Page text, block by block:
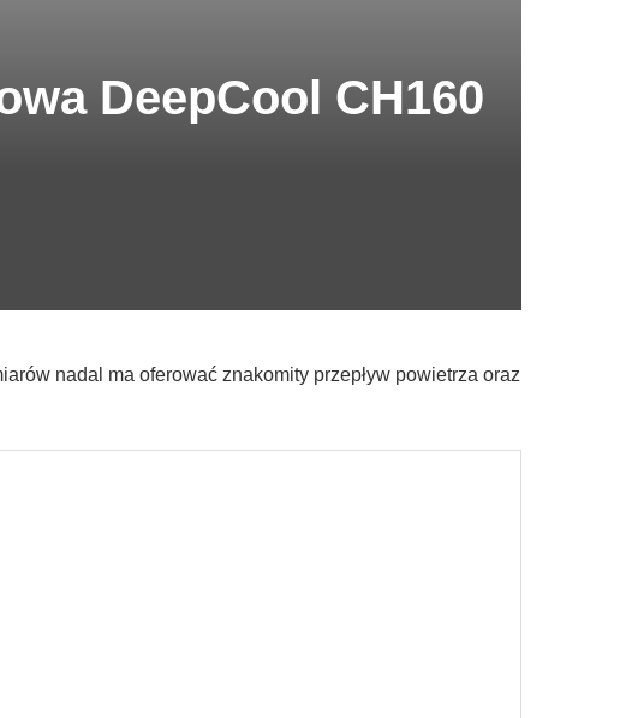
DeepCool CH160
nadal ma oferować znakomity przepływ powietrza oraz